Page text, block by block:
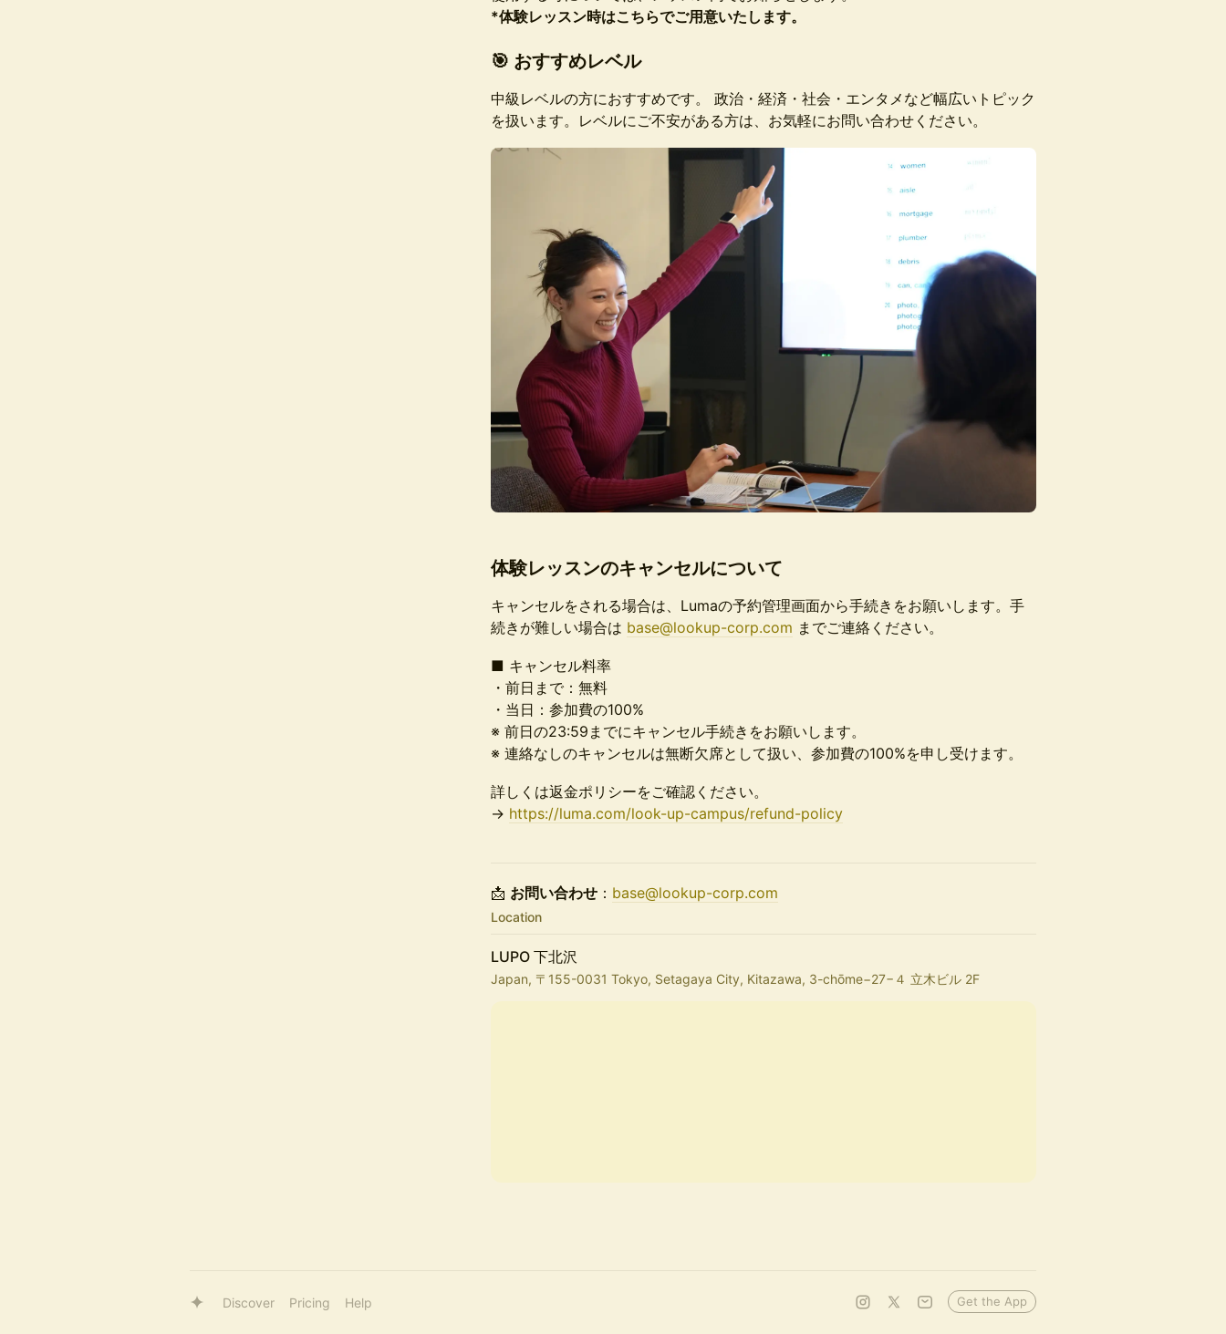
*体験レッスン時はこちらでご用意いたします。
🎯 おすすめレベル
中級レベルの方におすすめです。 政治・経済・社会・エンタメなど幅広いトピック
を扱います。レベルにご不安がある方は、お気軽にお問い合わせください。
体験レッスンのキャンセルについて
キャンセルをされる場合は、Lumaの予約管理画面から手続きをお願いします。手
続きが難しい場合は base@lookup-corp.com までご連絡ください。
■ キャンセル料率
・前日まで：無料
・当日：参加費の100%
※ 前日の23:59までにキャンセル手続きをお願いします。
※ 連絡なしのキャンセルは無断欠席として扱い、参加費の100%を申し受けます。
詳しくは返金ポリシーをご確認ください。
→ https://luma.com/look-up-campus/refund-policy
📩 お問い合わせ ： base@lookup-corp.com
Location
LUPO 下北沢
Japan, 〒155-0031 Tokyo, Setagaya City, Kitazawa, 3-chōme−27−４ 立木ビル 2F
Discover Pricing Help Get the App